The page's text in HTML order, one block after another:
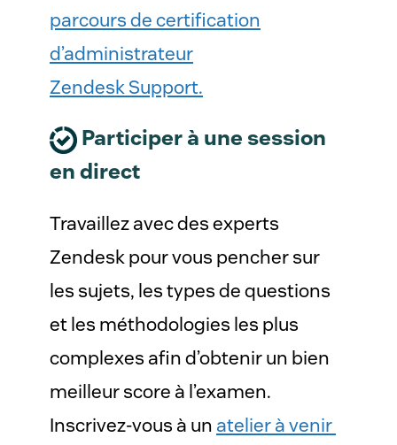
parcours de certification
d’administrateur
Zendesk Support.
Participer à une session
en direct
Travaillez avec des experts
Zendesk pour vous pencher sur
les sujets, les types de questions
et les méthodologies les plus
complexes afin d’obtenir un bien
meilleur score à l’examen.
Inscrivez-vous à un atelier à venir